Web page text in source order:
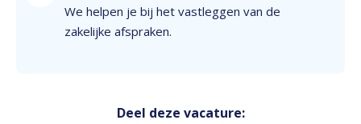
We helpen je bij het vastleggen van de
zakelijke afspraken.
Deel deze vacature: